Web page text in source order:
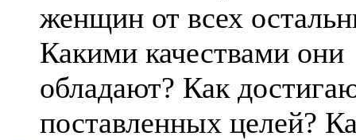
женщин от всех
Какими качествами они
обладают? Как
поставленных целей?